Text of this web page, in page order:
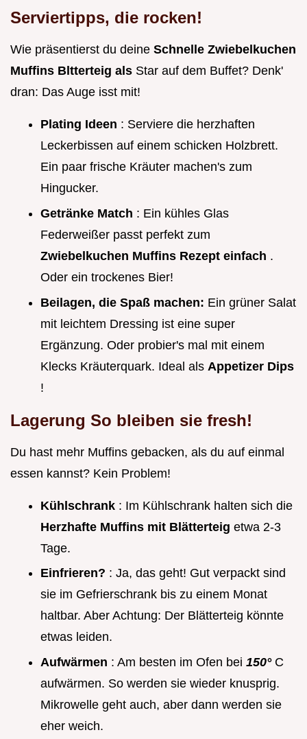
Serviertipps, die rocken!
Wie präsentierst du deine Schnelle Zwiebelkuchen
Muffins Bltterteig als Star auf dem Buffet? Denk'
dran: Das Auge isst mit!
Plating Ideen : Serviere die herzhaften
Leckerbissen auf einem schicken Holzbrett.
Ein paar frische Kräuter machen's zum
Hingucker.
Getränke Match : Ein kühles Glas
Federweißer passt perfekt zum
Zwiebelkuchen Muffins Rezept einfach .
Oder ein trockenes Bier!
Beilagen, die Spaß machen: Ein grüner Salat
mit leichtem Dressing ist eine super
Ergänzung. Oder probier's mal mit einem
Klecks Kräuterquark. Ideal als Appetizer Dips
!
Lagerung So bleiben sie fresh!
Du hast mehr Muffins gebacken, als du auf einmal
essen kannst? Kein Problem!
Kühlschrank : Im Kühlschrank halten sich die
Herzhafte Muffins mit Blätterteig etwa 2-3
Tage.
Einfrieren? : Ja, das geht! Gut verpackt sind
sie im Gefrierschrank bis zu einem Monat
haltbar. Aber Achtung: Der Blätterteig könnte
etwas leiden.
Aufwärmen : Am besten im Ofen bei 150° C
aufwärmen. So werden sie wieder knusprig.
Mikrowelle geht auch, aber dann werden sie
eher weich.